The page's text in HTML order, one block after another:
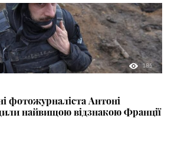
185
фотожурналіста Антоні
найвищою відзнакою Франції